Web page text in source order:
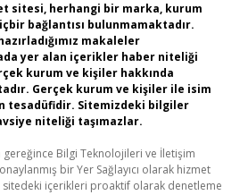
sitesi, herhangi bir marka, kurum
bağlantısı bulunmamaktadır.
makaleler
yer alan içerikler haber niteliği
kurum ve kişiler hakkında
Gerçek kurum ve kişiler ile isim
tesadüfidir. Sitemizdeki bilgiler
niteliği taşımazlar.
gereğince Bilgi Teknolojileri ve İletişim
bir Yer Sağlayıcı olarak hizmet
içerikleri proaktif olarak denetleme